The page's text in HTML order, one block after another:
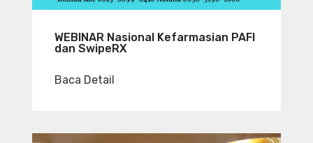
WEBINAR Nasional Kefarmasian PAFI
dan SwipeRX
Baca Detail